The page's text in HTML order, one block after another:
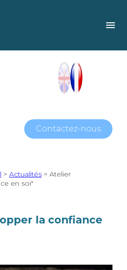
menu
Contactez-nous
> Actualités> Atelier
en soi"
la confiance